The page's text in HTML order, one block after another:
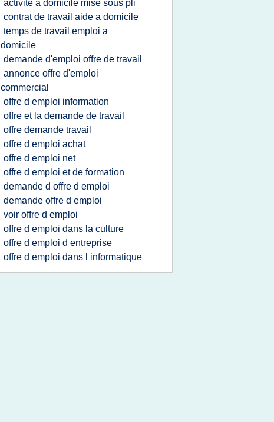
activite a domicile mise sous pli
contrat de travail aide a domicile
temps de travail emploi a
domicile
demande d'emploi offre de travail
annonce offre d'emploi
commercial
offre d emploi information
offre et la demande de travail
offre demande travail
offre d emploi achat
offre d emploi net
offre d emploi et de formation
demande d offre d emploi
demande offre d emploi
voir offre d emploi
offre d emploi dans la culture
offre d emploi d entreprise
offre d emploi dans l informatique